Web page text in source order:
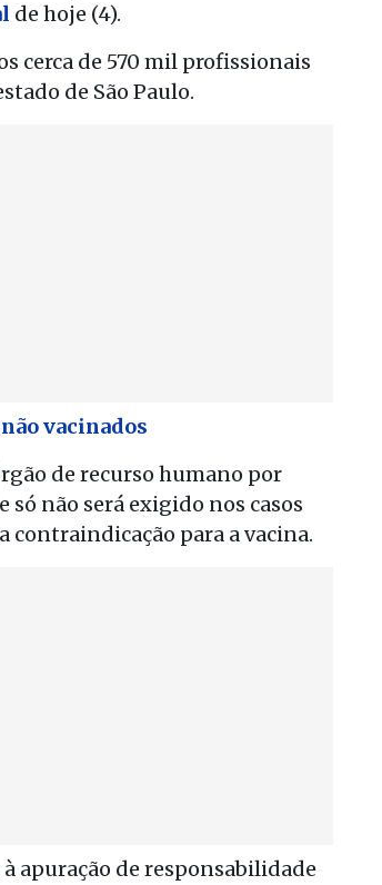
de hoje (4).
cerca de 570 mil profissionais
de São Paulo.
vacinados
de recurso humano por
não será exigido nos casos
contraindicação para a vacina.
apuração de responsabilidade